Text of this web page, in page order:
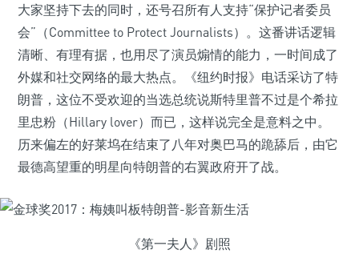
大家坚持下去的同时，还号召所有人支持“保护记者委员
会”（Committee to Protect Journalists）。这番讲话逻辑
清晰、有理有据，也用尽了演员煽情的能力，一时间成了
外媒和社交网络的最大热点。《纽约时报》电话采访了特
朗普，这位不受欢迎的当选总统说斯特里普不过是个希拉
里忠粉（Hillary lover）而已，这样说完全是意料之中。
历来偏左的好莱坞在结束了八年对奥巴马的跪舔后，由它
最德高望重的明星向特朗普的右翼政府开了战。
《第一夫人》剧照